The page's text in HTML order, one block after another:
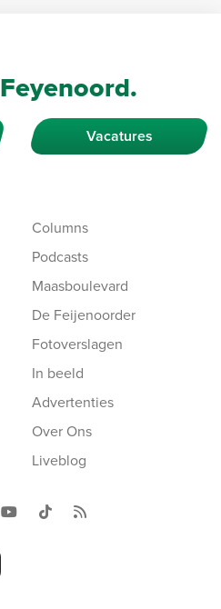
Feyenoord.
Vacatures
Columns
Podcasts
Maasboulevard
De Feijenoorder
Fotoverslagen
In beeld
Advertenties
Over Ons
Liveblog